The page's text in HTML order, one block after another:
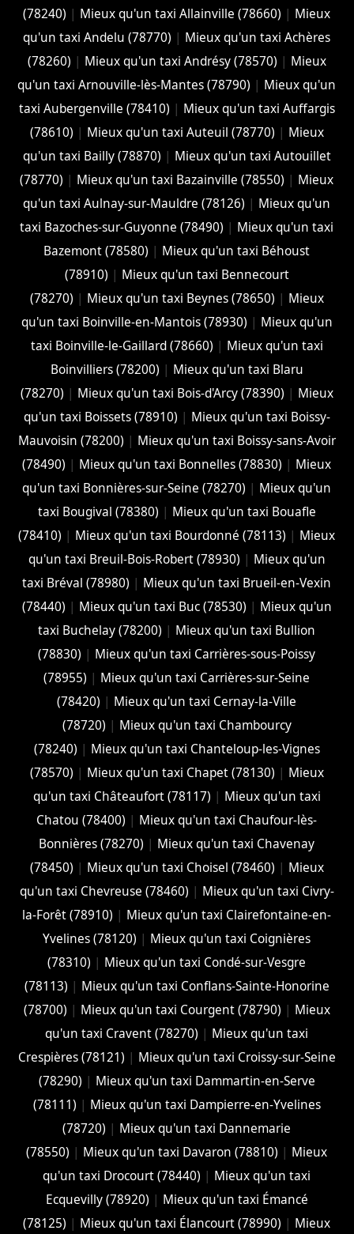
(78240) | Mieux qu'un taxi Allainville (78660) | Mieux
qu'un taxi Andelu (78770) | Mieux qu'un taxi Achères
(78260) | Mieux qu'un taxi Andrésy (78570) | Mieux
qu'un taxi Arnouville-lès-Mantes (78790) | Mieux qu'un
taxi Aubergenville (78410) | Mieux qu'un taxi Auffargis
(78610) | Mieux qu'un taxi Auteuil (78770) | Mieux
qu'un taxi Bailly (78870) | Mieux qu'un taxi Autouillet
(78770) | Mieux qu'un taxi Bazainville (78550) | Mieux
qu'un taxi Aulnay-sur-Mauldre (78126) | Mieux qu'un
taxi Bazoches-sur-Guyonne (78490) | Mieux qu'un taxi
Bazemont (78580) | Mieux qu'un taxi Béhoust
(78910) | Mieux qu'un taxi Bennecourt
(78270) | Mieux qu'un taxi Beynes (78650) | Mieux
qu'un taxi Boinville-en-Mantois (78930) | Mieux qu'un
taxi Boinville-le-Gaillard (78660) | Mieux qu'un taxi
Boinvilliers (78200) | Mieux qu'un taxi Blaru
(78270) | Mieux qu'un taxi Bois-d'Arcy (78390) | Mieux
qu'un taxi Boissets (78910) | Mieux qu'un taxi Boissy-
Mauvoisin (78200) | Mieux qu'un taxi Boissy-sans-Avoir
(78490) | Mieux qu'un taxi Bonnelles (78830) | Mieux
qu'un taxi Bonnières-sur-Seine (78270) | Mieux qu'un
taxi Bougival (78380) | Mieux qu'un taxi Bouafle
(78410) | Mieux qu'un taxi Bourdonné (78113) | Mieux
qu'un taxi Breuil-Bois-Robert (78930) | Mieux qu'un
taxi Bréval (78980) | Mieux qu'un taxi Brueil-en-Vexin
(78440) | Mieux qu'un taxi Buc (78530) | Mieux qu'un
taxi Buchelay (78200) | Mieux qu'un taxi Bullion
(78830) | Mieux qu'un taxi Carrières-sous-Poissy
(78955) | Mieux qu'un taxi Carrières-sur-Seine
(78420) | Mieux qu'un taxi Cernay-la-Ville
(78720) | Mieux qu'un taxi Chambourcy
(78240) | Mieux qu'un taxi Chanteloup-les-Vignes
(78570) | Mieux qu'un taxi Chapet (78130) | Mieux
qu'un taxi Châteaufort (78117) | Mieux qu'un taxi
Chatou (78400) | Mieux qu'un taxi Chaufour-lès-
Bonnières (78270) | Mieux qu'un taxi Chavenay
(78450) | Mieux qu'un taxi Choisel (78460) | Mieux
qu'un taxi Chevreuse (78460) | Mieux qu'un taxi Civry-
la-Forêt (78910) | Mieux qu'un taxi Clairefontaine-en-
Yvelines (78120) | Mieux qu'un taxi Coignières
(78310) | Mieux qu'un taxi Condé-sur-Vesgre
(78113) | Mieux qu'un taxi Conflans-Sainte-Honorine
(78700) | Mieux qu'un taxi Courgent (78790) | Mieux
qu'un taxi Cravent (78270) | Mieux qu'un taxi
Crespières (78121) | Mieux qu'un taxi Croissy-sur-Seine
(78290) | Mieux qu'un taxi Dammartin-en-Serve
(78111) | Mieux qu'un taxi Dampierre-en-Yvelines
(78720) | Mieux qu'un taxi Dannemarie
(78550) | Mieux qu'un taxi Davaron (78810) | Mieux
qu'un taxi Drocourt (78440) | Mieux qu'un taxi
Ecquevilly (78920) | Mieux qu'un taxi Émancé
(78125) | Mieux qu'un taxi Élancourt (78990) | Mieux